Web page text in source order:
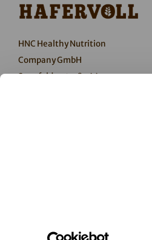
HNC Healthy Nutrition
Company GmbH
Senefelderstraße 44